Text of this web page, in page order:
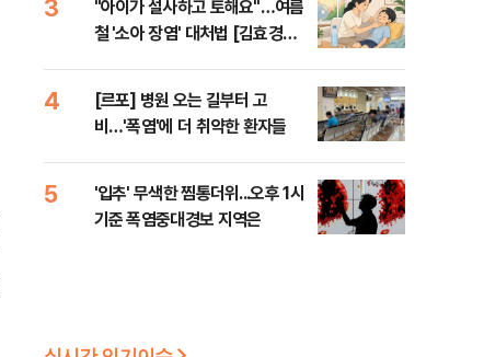
3
"아이가 설사하고 토해요"…여름
철 '소아 장염' 대처법 [김효경의
4
[르포] 병원 오는 길부터 고
비…'폭염'에 더 취약한 환자들
5
'입추' 무색한 찜통더위...오후 1시
기준 폭염중대경보 지역은